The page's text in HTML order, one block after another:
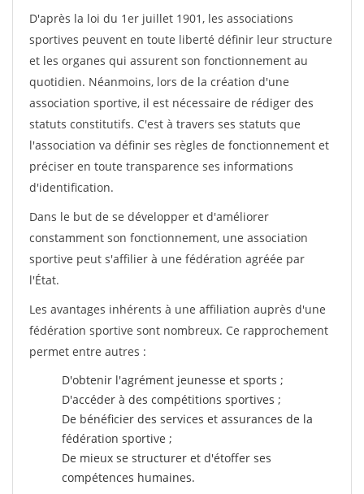
D'après la loi du 1er juillet 1901, les associations
sportives peuvent en toute liberté définir leur structure
et les organes qui assurent son fonctionnement au
quotidien. Néanmoins, lors de la création d'une
association sportive, il est nécessaire de rédiger des
statuts constitutifs. C'est à travers ses statuts que
l'association va définir ses règles de fonctionnement et
préciser en toute transparence ses informations
d'identification.
Dans le but de se développer et d'améliorer
constamment son fonctionnement, une association
sportive peut s'affilier à une fédération agréée par
l'État.
Les avantages inhérents à une affiliation auprès d'une
fédération sportive sont nombreux. Ce rapprochement
permet entre autres :
D'obtenir l'agrément jeunesse et sports ;
D'accéder à des compétitions sportives ;
De bénéficier des services et assurances de la
fédération sportive ;
De mieux se structurer et d'étoffer ses
compétences humaines.